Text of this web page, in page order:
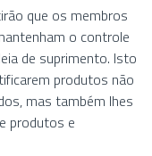
que os membros
o controle
de suprimento. Isto
produtos não
mas também lhes
produtos e